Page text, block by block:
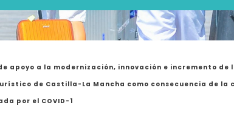
apoyo a la modernización, innovación e incremento
de Castilla-La Mancha como consecuencia de la
por el COVID-1